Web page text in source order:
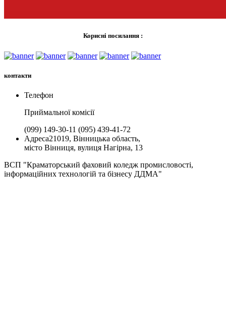
Корисні посилання :
контакти
Телефон
Приймальної комiсії
(099) 149-30-11 (095) 439-41-72
Адреса21019, Вінницька область,
місто Вінниця, вулиця Нагірна, 13
ВСП "Краматорський фаховий коледж промисловості,
інформаційних технологій та бізнесу ДДМА"